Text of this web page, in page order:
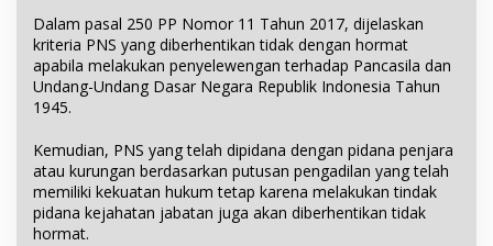
Dalam pasal 250 PP Nomor 11 Tahun 2017, dijelaskan
kriteria PNS yang diberhentikan tidak dengan hormat
apabila melakukan penyelewengan terhadap Pancasila dan
Undang-Undang Dasar Negara Republik Indonesia Tahun
1945.
Kemudian, PNS yang telah dipidana dengan pidana penjara
atau kurungan berdasarkan putusan pengadilan yang telah
memiliki kekuatan hukum tetap karena melakukan tindak
pidana kejahatan jabatan juga akan diberhentikan tidak
hormat.